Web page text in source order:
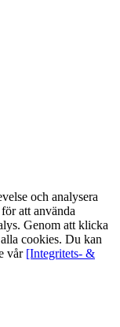
och analysera
att använda
Genom att klicka
cookies. Du kan
vår [Integritets- &